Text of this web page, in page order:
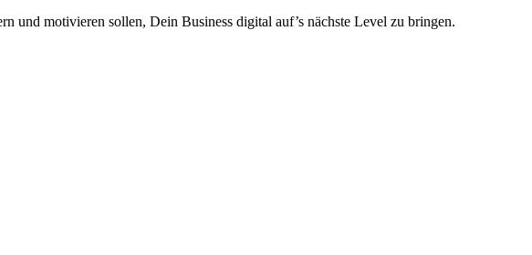
und motivieren sollen, Dein Business digital auf’s nächste Level zu bringen.